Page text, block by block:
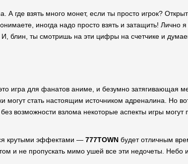
А где взять много монет, если ты просто игрок?
иногда надо просто взять и затащить! Лично
И, блин, ты смотришь на эти цифры на счетчике и
игра для фанатов аниме, и безумно затягивающая
могут стать настоящим источником адреналина. Но
возможности взлома некоторые аспекты игры могут
крутыми эффектами — 777TOWN будет отличным
и не пропускать мимо ушей все эти недочеты.